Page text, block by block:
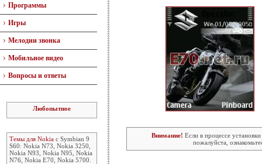
Программы
Игры
Мелодии звонка
Мобильное видео
Вопросы и ответы
Любопытное
Темы для Nokia с Symbian 9
S60: Nokia N73, Nokia 3250,
Nokia N93, Nokia N95, Nokia
N76, Nokia E70, Nokia 5700.
Внимание! Если в процессе
пожалуйста,